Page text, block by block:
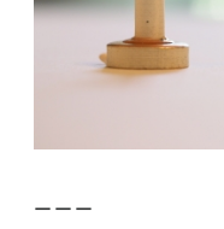
ーーー